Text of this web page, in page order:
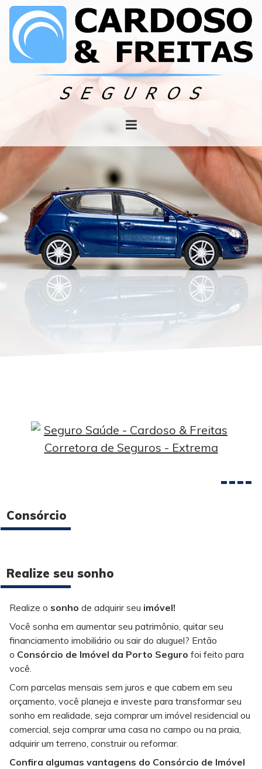
Consórcio
Realize seu sonho
Realize o sonho de adquirir seu imóvel!
Você sonha em aumentar seu patrimônio, quitar seu
financiamento imobiliário ou sair do aluguel? Então
o Consórcio de Imóvel da Porto Seguro foi feito para
você.
Com parcelas mensais sem juros e que cabem em seu
orçamento, você planeja e investe para transformar seu
sonho em realidade, seja comprar um imóvel residencial ou
comercial, seja comprar uma casa no campo ou na praia,
adquirir um terreno, construir ou reformar.
Confira algumas vantagens do Consórcio de Imóvel